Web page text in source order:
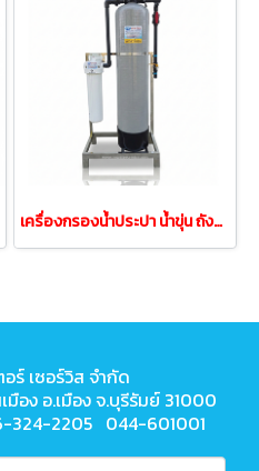
เครื่องกรองน้ำประปา น้ำขุ่น ถังกรองFRP12x52 UF20"(Auto)
ร์ เซอร์วิส จำกัด
มือง อ.เมือง จ.บุรีรัมย์ 31000
324-2205 044-601001